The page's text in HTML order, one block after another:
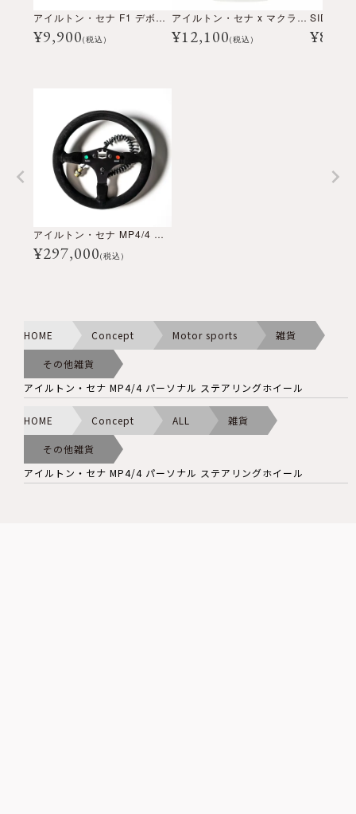
アイルトン・セナ F1 デボスカーブドバイザー キャップ
¥9,900(税込)
アイルトン・セナ x マクラーレン F1 チーム ブラジルGP Tシャツ
¥12,100(税込) ¥
アイルトン・セナ MP4/4 パーソナル ステアリングホイール
¥297,000(税込)
HOME Concept Motor sports 雑貨
その他雑貨
アイルトン・セナ MP4/4 パーソナル ステアリングホイール
HOME Concept ALL 雑貨
その他雑貨
アイルトン・セナ MP4/4 パーソナル ステアリングホイール